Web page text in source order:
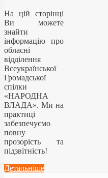
На цій сторінці
Ви можете
знайти
інформацію про
обласні
відділення
Всеукраїнської
Громадської
спілки
«НАРОДНА
ВЛАДА». Ми на
практиці
забезпечуємо
повну
прозорість та
підзвітність!
Детальніше